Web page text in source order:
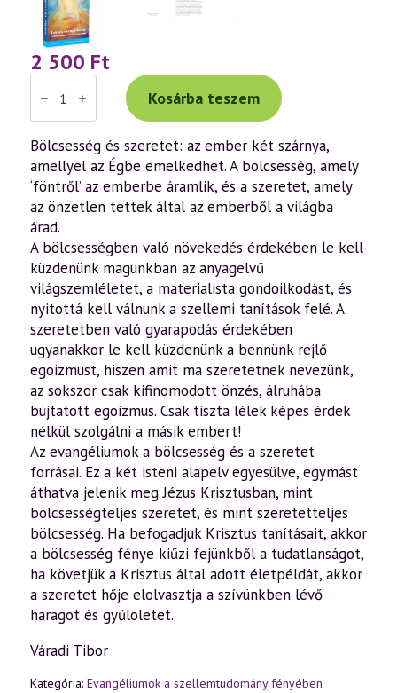
2 500 Ft
Váradi
Tibor:
Lukács
evangéliuma
a
szellemtudomány
fényében
(könyv)
mennyiség
Kosárba teszem
Bölcsesség és szeretet: az ember két szárnya,
amellyel az Égbe emelkedhet. A bölcsesség, amely
‘föntről’ az emberbe áramlik, és a szeretet, amely
az önzetlen tettek által az emberből a világba
árad.
A bölcsességben való növekedés érdekében le kell
küzdenünk magunkban az anyagelvű
világszemléletet, a materialista gondoilkodást, és
nyitottá kell válnunk a szellemi tanítások felé. A
szeretetben való gyarapodás érdekében
ugyanakkor le kell küzdenünk a bennünk rejlő
egoizmust, hiszen amit ma szeretetnek nevezünk,
az sokszor csak kifinomodott önzés, álruhába
bújtatott egoizmus. Csak tiszta lélek képes érdek
nélkül szolgálni a másik embert!
Az evangéliumok a bölcsesség és a szeretet
forrásai. Ez a két isteni alapelv egyesülve, egymást
áthatva jelenik meg Jézus Krisztusban, mint
bölcsességteljes szeretet, és mint szeretetteljes
bölcsesség. Ha befogadjuk Krisztus tanításait, akkor
a bölcsesség fénye kiűzi fejünkből a tudatlanságot,
ha követjük a Krisztus által adott életpéldát, akkor
a szeretet hője elolvasztja a szívünkben lévő
haragot és gyűlöletet.
Váradi Tibor
Kategória: Evangéliumok a szellemtudomány fényében